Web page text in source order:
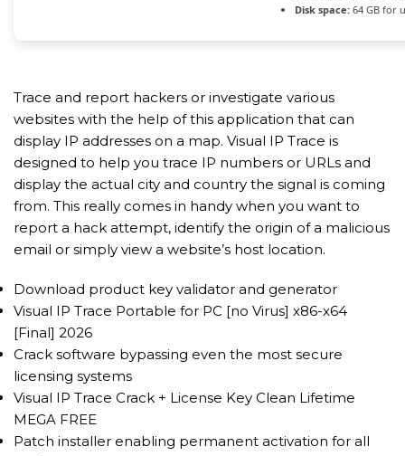
Disk space: 64 GB for
Trace and report hackers or investigate various
websites with the help of this application that can
display IP addresses on a map. Visual IP Trace is
designed to help you trace IP numbers or URLs and
display the actual city and country the signal is coming
from. This really comes in handy when you want to
report a hack attempt, identify the origin of a malicious
email or simply view a website’s host location.
Download product key validator and generator
Visual IP Trace Portable for PC [no Virus] x86-x64
[Final] 2026
Crack software bypassing even the most secure
licensing systems
Visual IP Trace Crack + License Key Clean Lifetime
MEGA FREE
Patch installer enabling permanent activation for all